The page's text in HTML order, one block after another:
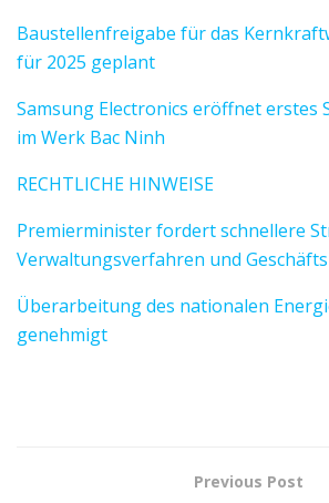
Baustellenfreigabe für das
für 2025 geplant
Samsung Electronics eröffnet erstes
im Werk Bac Ninh
RECHTLICHE HINWEISE
Premierminister fordert schnellere
Verwaltungsverfahren und
Überarbeitung des nationalen
genehmigt
Previous Post